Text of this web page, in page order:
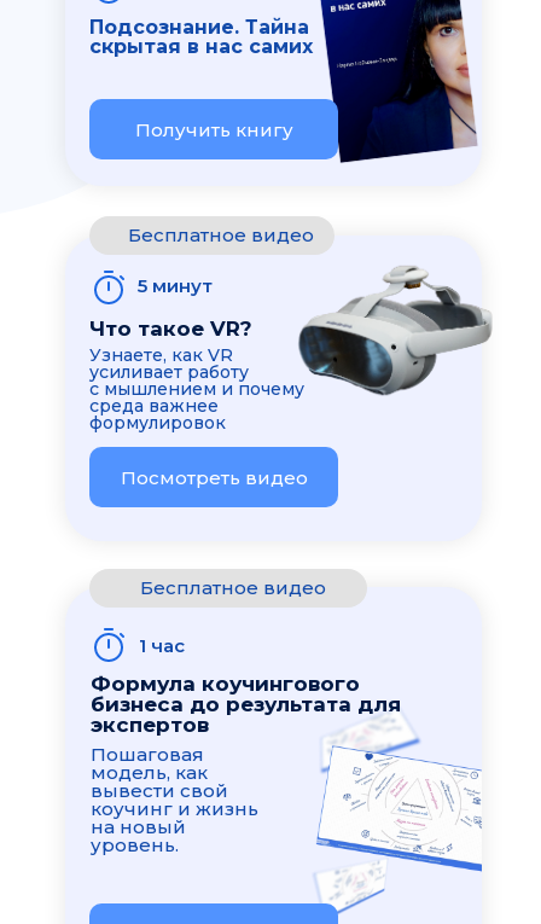
1 час
Формула коучингового
бизнеса до результата для
экспертов
Бесплатное видео
Пошаговая
модель, как
вывести свой
коучинг и жизнь
на новый
уровень.
5 минут
Что такое VR?
Посмотреть видео
Бесплатное видео
Узнаете, как VR
усиливает работу
с мышлением и почему
среда важнее
формулировок
Подсознание. Тайна
скрытая в нас самих
Получить книгу